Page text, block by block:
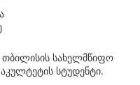
თბილისის სახელმწიფო
სტუდენტი.